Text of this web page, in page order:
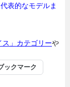
表的なモデルま
ス」カテゴリーや
ックマーク